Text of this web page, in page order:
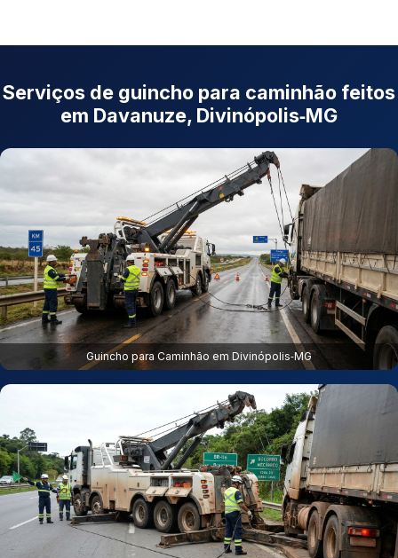
Serviços de guincho para caminhão feitos
em Davanuze, Divinópolis‑MG
Guincho para Caminhão em Divinópolis‑MG